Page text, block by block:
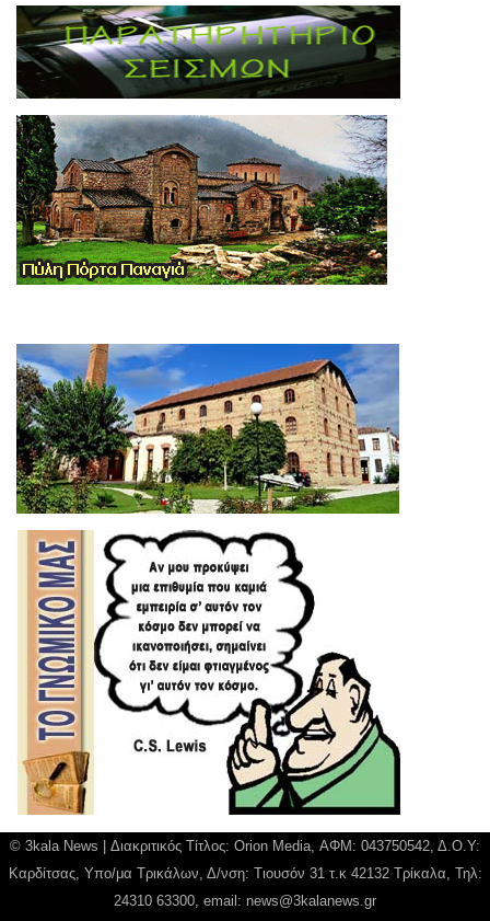
© 3kala News | Διακριτικός Τίτλος: Orion Media, ΑΦΜ: 043750542, Δ.Ο.Υ:
Καρδίτσας, Υπο/μα Τρικάλων, Δ/νση: Τιουσόν 31 τ.κ 42132 Τρίκαλα, Τηλ:
24310 63300, email: news@3kalanews.gr